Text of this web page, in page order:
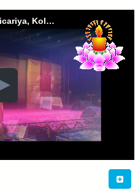
Lễ Khánh Thành Chùa Bodhicariya, Kolkata và Chùa Bodhi Prajna, Assam